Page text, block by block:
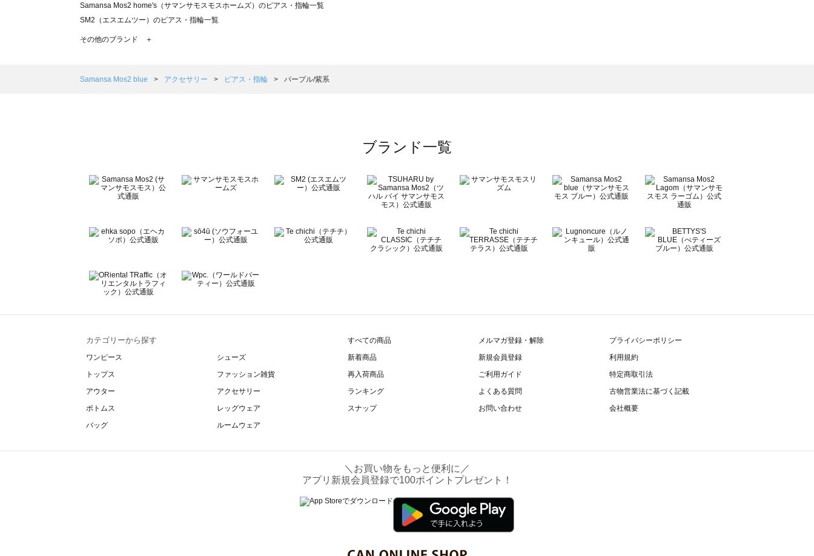
Samansa Mos2 home's（サマンサモスモスホームズ）のピアス・指輪一覧
SM2（エスエムツー）のピアス・指輪一覧
TSUHARU by Samansa Mos2（ツハルバイサマンサモスモス）のピアス・指輪一覧
Samansa Mos2 Lagom（サマンサモスモス ラーゴム）のピアス・指輪一覧
BETTY'S BLUE（べティーズブルー）のピアス・指輪一覧
Wpc.（ワールドパーティー）のピアス・指輪一覧
その他のブランド ＋
Samansa Mos2 blue アクセサリー ピアス・指輪 パープル/紫系
ブランド一覧
カテゴリーから探す
ワンピース
トップス
アウター
ボトムス
バッグ
シューズ
ファッション雑貨
アクセサリー
レッグウェア
ルームウェア
すべての商品
新着商品
再入荷商品
ランキング
スナップ
メルマガ登録・解除
新規会員登録
ご利用ガイド
よくある質問
お問い合わせ
プライバシーポリシー
利用規約
特定商取引法
古物営業法に基づく記載
会社概要
＼お買い物をもっと便利に／
アプリ新規会員登録で100ポイントプレゼント！